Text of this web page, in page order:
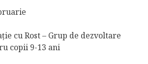
cu Rost – Grup de dezvoltare
copii 9-13 ani